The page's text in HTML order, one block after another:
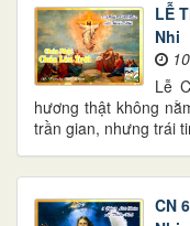
LỄ
Nhi
Lễ
hương thật không
trần gian, nhưng trái
CN